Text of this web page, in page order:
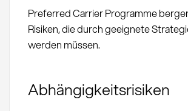
Preferred Carrier Programme
Risiken, die durch geeignete
werden müssen.
Abhängigkeitsrisiken